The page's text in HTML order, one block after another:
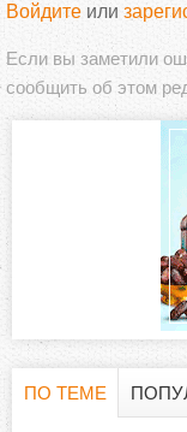
Войдите или
Если вы заметили
сообщить об этом
ПО ТЕМЕ